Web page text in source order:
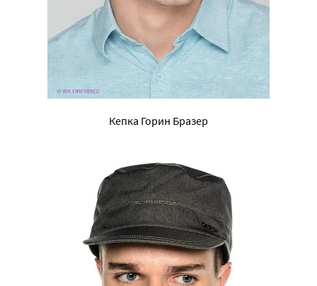
Кепка Горин Бразер